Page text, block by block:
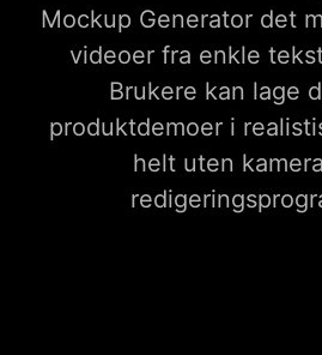
Mockup Generator det
videoer fra enkle
Brukere kan lage
produktdemoer i
helt uten